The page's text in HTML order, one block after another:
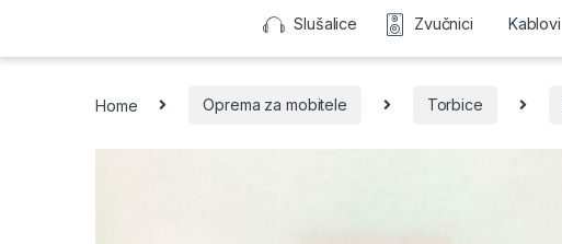
Slušalice Zvučnici Kablovi
Home Oprema za mobitele Torbice